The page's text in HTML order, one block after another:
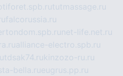
tutmassage.ru
falcorussia.ru
net-life.net.ru
alliance-electro.spb.ru
tdsak74.rukinzozo-ru.ru
bella.rueugrus.pp.ru